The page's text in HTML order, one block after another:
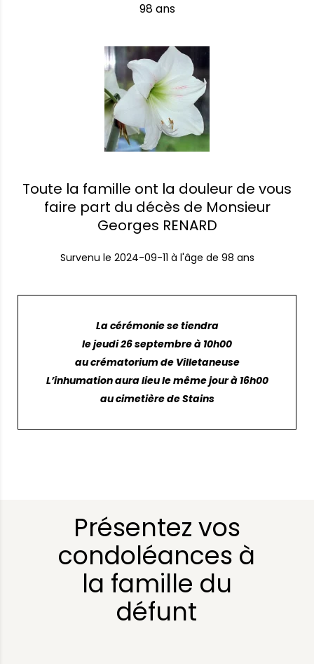
98 ans
Toute la famille ont la douleur de vous
faire part du décès de Monsieur
Georges RENARD
Survenu le 2024-09-11 à l'âge de 98 ans
La cérémonie se tiendra
le jeudi 26 septembre à 10h00
au crématorium de Villetaneuse
L’inhumation aura lieu le même jour à 16h00
au cimetière de Stains
Présentez vos
condoléances à
la famille du
défunt